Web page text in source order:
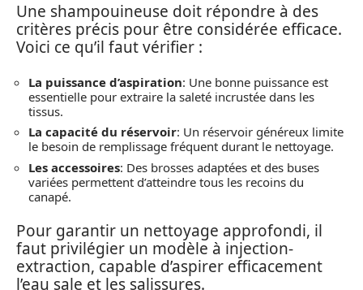
Une shampouineuse doit répondre à des
critères précis pour être considérée efficace.
Voici ce qu’il faut vérifier :
La puissance d’aspiration: Une bonne puissance est
essentielle pour extraire la saleté incrustée dans les
tissus.
La capacité du réservoir: Un réservoir généreux limite
le besoin de remplissage fréquent durant le nettoyage.
Les accessoires: Des brosses adaptées et des buses
variées permettent d’atteindre tous les recoins du
canapé.
Pour garantir un nettoyage approfondi, il
faut privilégier un modèle à injection-
extraction, capable d’aspirer efficacement
l’eau sale et les salissures.